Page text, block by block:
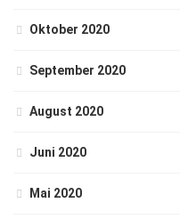
Oktober 2020
September 2020
August 2020
Juni 2020
Mai 2020